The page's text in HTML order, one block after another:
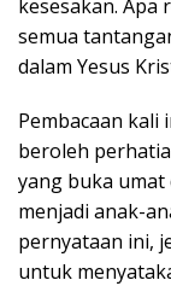
kesesakan. Apa
semua
dalam Yesus
Pembacaan
beroleh
yang buka umat
menjadi anak-
pernyataan ini,
untuk